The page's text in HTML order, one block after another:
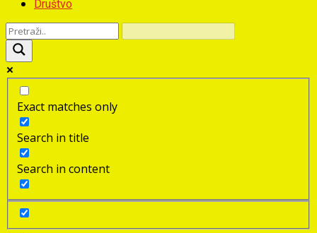
Društvo
Exact matches only
Search in title
Search in content